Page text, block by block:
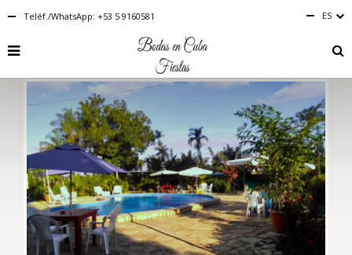
Teléf./WhatsApp: +53 5 9160581 ES
RU
BR
IT
FR
EN
DE